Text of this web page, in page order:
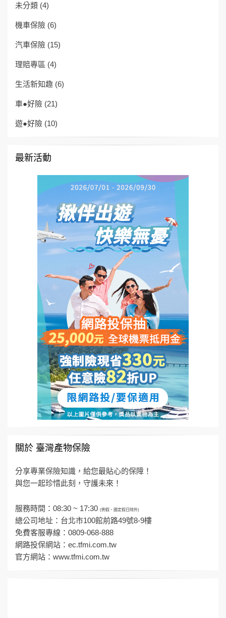
未分類 (4)
機車保險 (6)
汽車保險 (15)
理賠專區 (4)
生活新知趣 (6)
車●好險 (21)
遊●好險 (10)
最新活動
關於 臺灣產物保險
分享專業保險知識，給您最貼心的保障！
與您一起珍惜此刻，守護未來！
服務時間：08:30 ~ 17:30 (例假、國定假日除外)
總公司地址：台北市100館前路49號8-9樓
免費客服專線：0809-068-888
網路投保網站： ec.tfmi.com.tw
官方網站： www.tfmi.com.tw